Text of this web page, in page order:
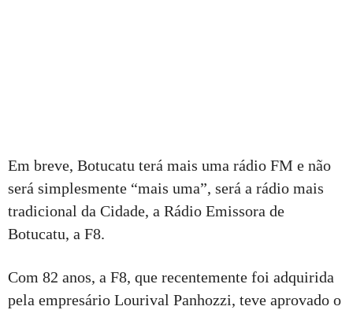
Em breve, Botucatu terá mais uma rádio FM e não
será simplesmente “mais uma”, será a rádio mais
tradicional da Cidade, a Rádio Emissora de
Botucatu, a F8.
Com 82 anos, a F8, que recentemente foi adquirida
pela empresário Lourival Panhozzi, teve aprovado o